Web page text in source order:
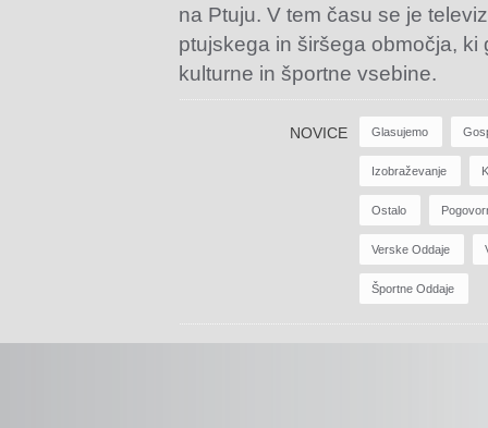
na Ptuju. V tem času se je
ptujskega in širšega območja,
kulturne in športne vsebine.
NOVICE Glasujemo
Izobraževanje
Ostalo
Verske Oddaje
Športne Oddaje